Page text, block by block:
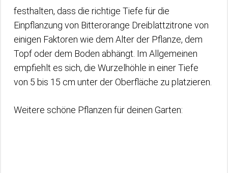
festhalten, dass die richtige Tiefe für die
Einpflanzung von Bitterorange Dreiblattzitrone von
einigen Faktoren wie dem Alter der Pflanze, dem
Topf oder dem Boden abhängt. Im Allgemeinen
empfiehlt es sich, die Wurzelhöhle in einer Tiefe
von 5 bis 15 cm unter der Oberfläche zu platzieren.
Weitere schöne Pflanzen für deinen Garten: